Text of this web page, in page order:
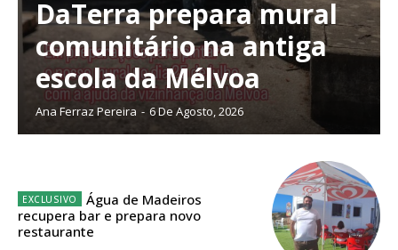
Planos de Assinatura
Faça-se assinante do Região de Cister e ajude-nos a manter este serviço
DaTerra prepara mural
comunitário na antiga
escola da Mélvoa
Ana Ferraz Pereira - 6 De Agosto, 2026
Água de Madeiros
recupera bar e prepara novo
restaurante